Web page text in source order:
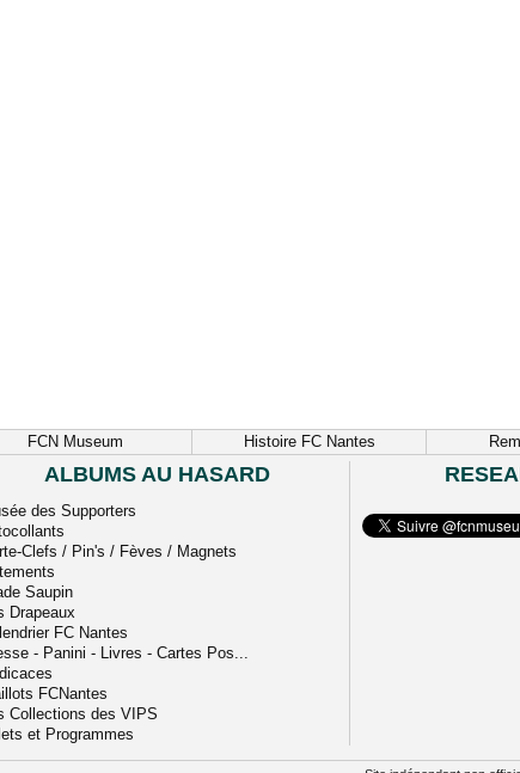
FCN Museum Histoire FC Nantes
ALBUMS AU HASARD
des Supporters
Clefs / Pin's / Fèves / Magnets
Saupin
Drapeaux
FC Nantes
- Panini - Livres - Cartes Pos...
FCNantes
Collections des VIPS
et Programmes